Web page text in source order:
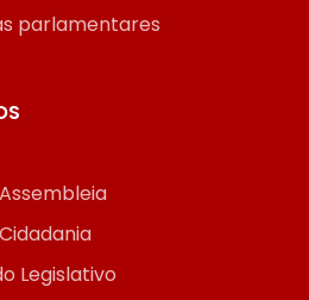
parlamentares
Legislativo